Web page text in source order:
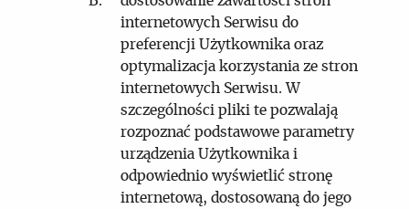
internetowych Serwisu do
preferencji Użytkownika oraz
optymalizacja korzystania ze stron
internetowych Serwisu. W
szczególności pliki te pozwalają
rozpoznać podstawowe parametry
urządzenia Użytkownika i
odpowiednio wyświetlić stronę
internetową, dostosowaną do jego